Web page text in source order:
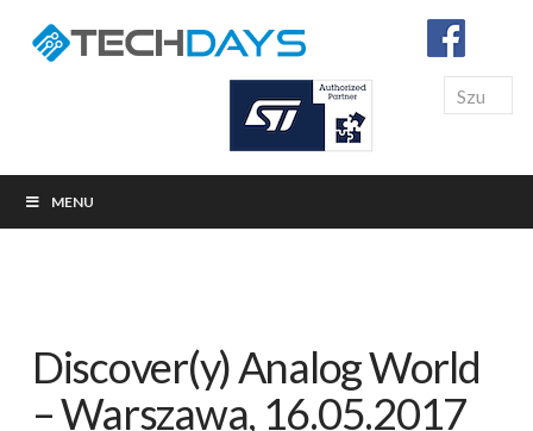
Search
MENU
Discover(y) Analog World
– Warszawa, 16.05.2017